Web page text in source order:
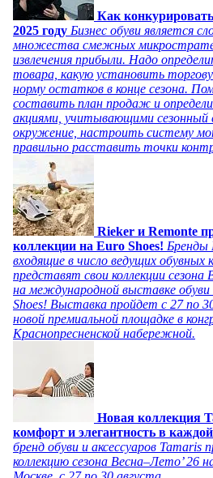
Как
2025 году Бизнес обуви является
множества смежных
извлечения прибыли. Надо
товара, какую установить
норму остатков в конце сезона.
составить план продаж и
акциями, учитывающими сезонный
окружение, настроить систему
правильно расставить точки
Rieker и Remonte
коллекции на Euro Shoes! Бренды
входящие в число ведущих обувных
представят свои коллекции
на международной выставке обуви
Shoes! Выставка пройдет c 27 по
новой премиальной площадке в
Краснопресненской набережной.
Новая коллекция
комфорт и элегантность в
бренд обуви и аксессуаров Tamaris
коллекцию сезона Весна–Лето’ 26